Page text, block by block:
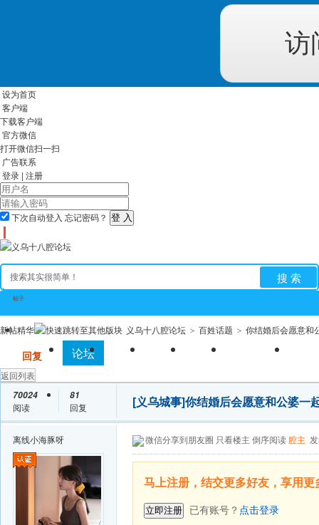
访
设为首页
客户端
下载客户端
官方微信
打开微信扫一扫
广告联系
登录 | 注册
下次自动登入 忘记密码？
帖子
搜 索
全站首页 论坛 房产 相亲 亲子 求职招聘
新帖精华 义乌十八腔论坛 > 百姓话题 > 你结婚后会愿意和
回复
返回列表
70024
阅读
81
回复
[义乌城事]你结婚后会愿意和公婆一
离线小海豚呀 微信分享到朋友圈 只看楼主 倒序阅读 腔主
马上注册，结交更多好友，享用
立即注册 已有账号？ 点击登录